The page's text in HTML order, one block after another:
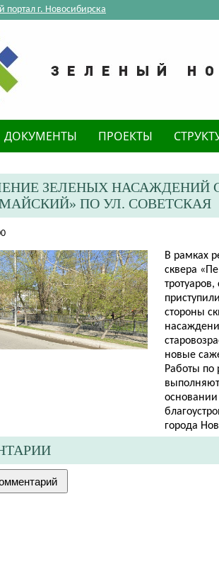
г. Новосибирска
ДОКУМЕНТЫ ПРОЕКТЫ
ЗЕЛЕНЫХ НАСАЖДЕНИЙ
ПО УЛ. СОВЕТСКАЯ
​В рамках
сквера
стороны
новые
Работы по
города